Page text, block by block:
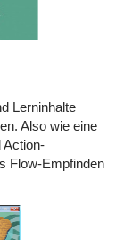
Lerninhalte
Also wie eine
Action-
Flow-Empfinden